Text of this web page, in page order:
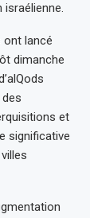
israélienne.
ont lancé
dimanche
et
significative